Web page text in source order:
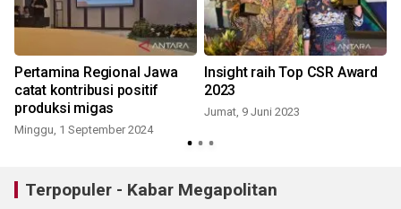
Pertamina Regional Jawa
catat kontribusi positif
produksi migas
Minggu, 1 September 2024
Insight raih Top CSR Award
2023
Jumat, 9 Juni 2023
Terpopuler - Kabar Megapolitan